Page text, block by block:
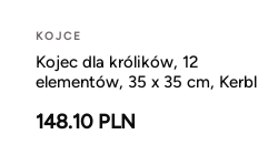
KOJCE
Kojec dla królików, 12
elementów, 35 x 35 cm, Kerbl
148.10 PLN